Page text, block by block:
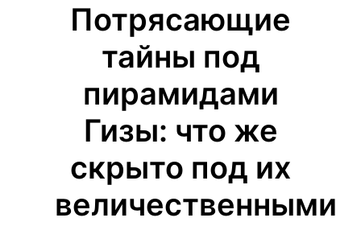
Потрясающие
тайны под
пирамидами
Гизы: что же
скрыто под их
величественными